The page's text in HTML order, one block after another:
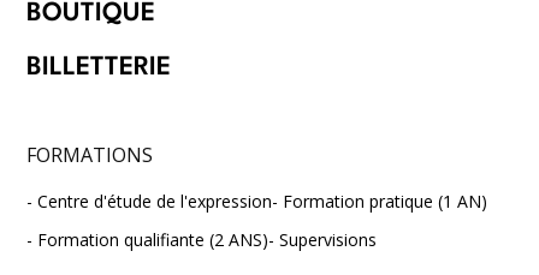
BOUTIQUE
BILLETTERIE
FORMATIONS
Centre d'étude de l'expression Formation pratique (1 AN)
Formation qualifiante (2 ANS) Supervisions